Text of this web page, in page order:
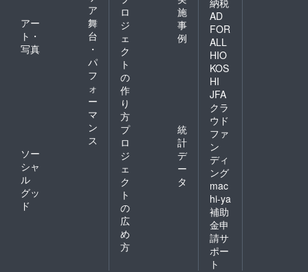
ア
アー
ト・
写真
舞
台
・
パ
フ
ォ
ー
マ
ン
ス
ソー
シャ
ル
グッ
ド
ロ
ジ
ェ
ク
ト
の
作
り
方
施
事
例
プ
ロ
ジ
ェ
ク
ト
の
広
め
方
統
計
デ
ー
タ
納税
AD
FOR
ALL
HIO
KOS
HI
JFA
クラ
ウド
ファ
ン
ディ
ング
mac
hi-ya
補助
金申
請サ
ポー
ト